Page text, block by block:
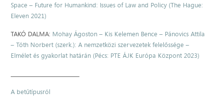
Space – Future for Humankind: Issues of Law and Policy (The Hague:
Eleven 2021)
TAKÓ DALMA: Mohay Ágoston – Kis Kelemen Bence – Pánovics Attila
– Tóth Norbert (szerk.): A nemzetközi szervezetek felelőssége –
Elmélet és gyakorlat határán (Pécs: PTE ÁJK Európa Központ 2023)
A betűtípusról